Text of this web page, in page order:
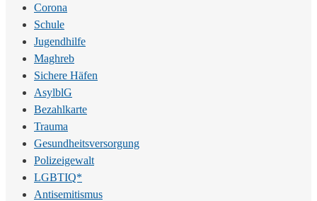
Corona
Schule
Jugendhilfe
Maghreb
Sichere Häfen
AsylblG
Bezahlkarte
Trauma
Gesundheitsversorgung
Polizeigewalt
LGBTIQ*
Antisemitismus